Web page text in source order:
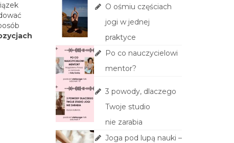
O ośmiu częściach
jogi w jednej
praktyce
Po co nauczycielowi
mentor?
3 powody, dlaczego
Twoje studio
nie zarabia
Joga pod lupą nauki –